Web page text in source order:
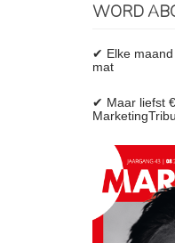
WORD
✔ Elke
mat
✔ Maar liefst